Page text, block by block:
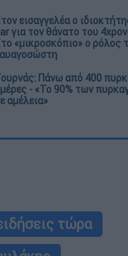
εισαγγελέα ο
για τον θάνατο του
«μικροσκόπιο» ο ρόλος
Πάνω από 400
- «Το 90% των
αμέλεια»
τώρα